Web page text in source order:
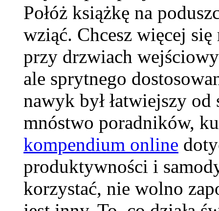
Połóż książkę na
wziąć. Chcesz więcej
przy drzwiach
ale sprytnego
nawyk był łatwiejszy
mnóstwo poradników,
kompendium online
produktywności i
korzystać, nie wolno